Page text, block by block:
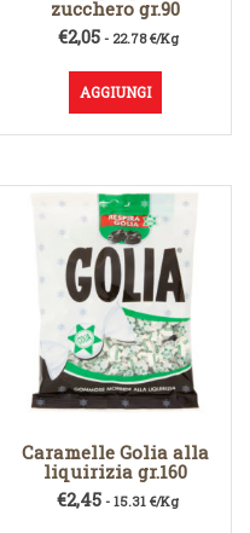
zucchero gr.90
€2,05- 22.78 €/Kg
AGGIUNGI
Caramelle Golia alla
liquirizia gr.160
€2,45 - 15.31 €/Kg